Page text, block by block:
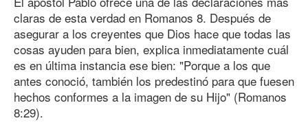
claras de esta verdad en Romanos 8. Después de
asegurar a los creyentes que Dios hace que todas las
cosas ayuden para bien, explica inmediatamente cuál
es en última instancia ese bien: "Porque a los que
antes conoció, también los predestinó para que fuesen
hechos conformes a la imagen de su Hijo" (Romanos
8:29).